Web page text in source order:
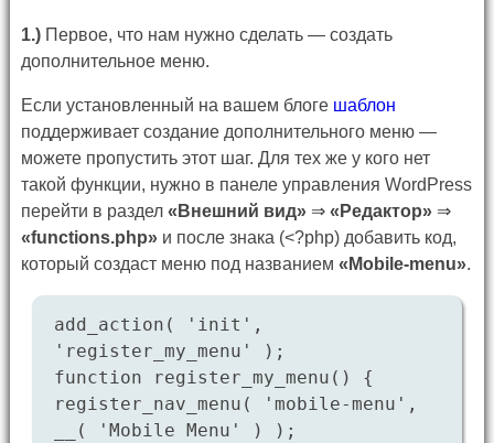
1.)Первое, что нам нужно сделать — создать
дополнительное меню.
Если установленный на вашем блоге шаблон
поддерживает создание дополнительного меню —
можете пропустить этот шаг. Для тех же у кого нет
такой функции, нужно в панеле управления WordPress
перейти в раздел «Внешний вид»⇒ «Редактор»⇒
«functions.php»и после знака (<?php) добавить код,
который создаст меню под названием «Mobile-menu».
add_action( 'init',
'register_my_menu' );
function register_my_menu() {
register_nav_menu( 'mobile-menu',
__( 'Mobile Menu' ) );